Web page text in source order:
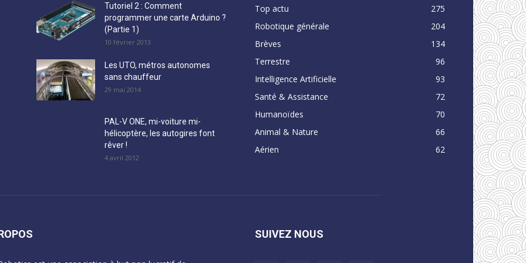
Tutoriel 2 : Comment
programmer une carte Arduino ?
(Partie 1)
10 février 2013
Les UTO, métros autonomes
sans chauffeur
29 mai 2014
PAL-V ONE, mi-voiture mi-
hélicoptère, les autogires font
rêver !
4 avril 2012
Top actu
275
Robotique générale
204
Brèves
134
Terrestre
96
Intelligence Artificielle
93
Santé & Assistance
72
Humanoïdes
70
Animal & Nature
66
Aérien
62
SUIVEZ NOUS